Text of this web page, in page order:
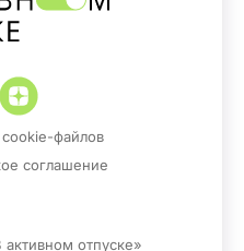
файлов
соглашение
отпуске»